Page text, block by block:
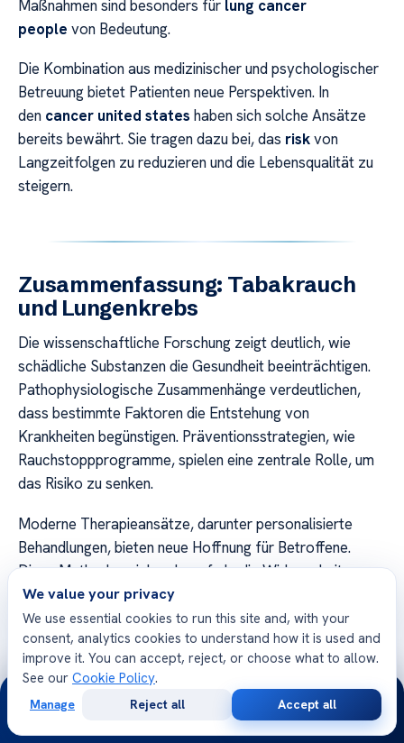
Maßnahmen sind besonders für lung cancer
people von Bedeutung.
Die Kombination aus medizinischer und psychologischer
Betreuung bietet Patienten neue Perspektiven. In
den cancer united states haben sich solche Ansätze
bereits bewährt. Sie tragen dazu bei, das riskvon
Langzeitfolgen zu reduzieren und die Lebensqualität zu
steigern.
Zusammenfassung: Tabakrauch
und Lungenkrebs
Die wissenschaftliche Forschung zeigt deutlich, wie
schädliche Substanzen die Gesundheit beeinträchtigen.
Pathophysiologische Zusammenhänge verdeutlichen,
dass bestimmte Faktoren die Entstehung von
Krankheiten begünstigen. Präventionsstrategien, wie
Rauchstoppprogramme, spielen eine zentrale Rolle, um
das Risiko zu senken.
Moderne Therapieansätze, darunter personalisierte
Behandlungen, bieten neue Hoffnung für Betroffene.
Diese Methoden zielen darauf ab, die Wirksamkeit zu
erhöhen und Nebenwirkungen zu minimieren. Gleichzeitig
ist gesellschaftliche Verantwortung entscheidend, um
präventive Maßnahmen zu stärken.
Ressourcen wie die Deutsche Krebshilfe und Rauchfrei-
Programme unterstützen Betroffene und fördern die
Aufklärung. Durch gezielte Maßnahmen und ein besseres
We value your privacy
We use essential cookies to run this site and, with your
consent, analytics cookies to understand how it is used and
improve it. You can accept, reject, or choose what to allow.
See our Cookie Policy.
Manage Reject all Accept all
24/7
Consultation
Opinion